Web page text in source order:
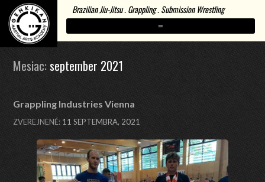
Brazilian Jiu-Jitsu . Grappling . Submission Wrestling
=
Mesiac:september 2021
Grappling Industries Vienna
ZVEREJNENÉ: 11 SEPTEMBRA, 2021